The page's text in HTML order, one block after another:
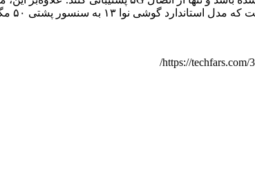
و دوربین سلفی ۶۰ مگاپیکسلی مجهز خواهد بود.